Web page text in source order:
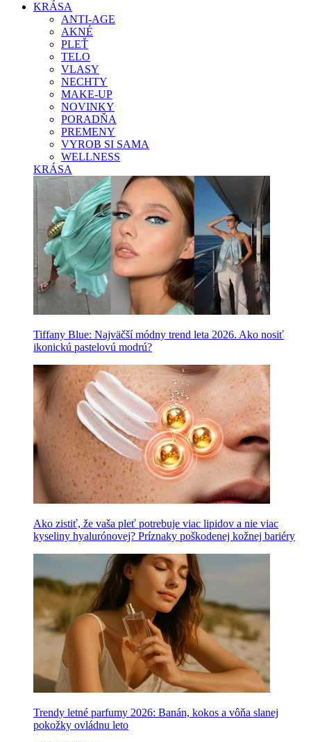
KRÁSA
ANTI-AGE
AKNÉ
PLEŤ
TELO
VLASY
NECHTY
MAKE-UP
NOVINKY
PORADŇA
PREMENY
VYROB SI SAMA
WELLNESS
KRÁSA
Tiffany Blue: Najväčší módny trend leta 2026. Ako nosiť
ikonickú pastelovú modrú?
Ako zistiť, že vaša pleť potrebuje viac lipidov a nie viac
kyseliny hyalurónovej? Príznaky poškodenej kožnej bariéry
Trendy letné parfumy 2026: Banán, kokos a vôňa slanej
pokožky ovládnu leto